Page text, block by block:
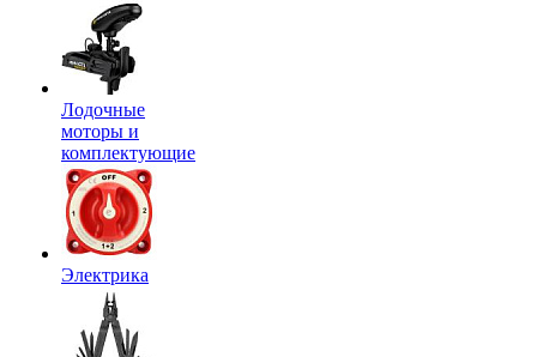
Лодочные
моторы и
комплектующие
Электрика